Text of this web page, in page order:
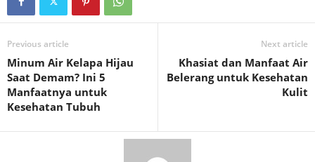
Previous article
Minum Air Kelapa Hijau
Saat Demam? Ini 5
Manfaatnya untuk
Kesehatan Tubuh
Next article
Khasiat dan Manfaat Air
Belerang untuk Kesehatan
Kulit